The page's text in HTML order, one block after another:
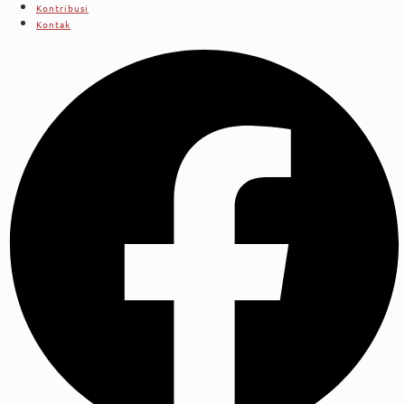
Kontribusi
Kontak